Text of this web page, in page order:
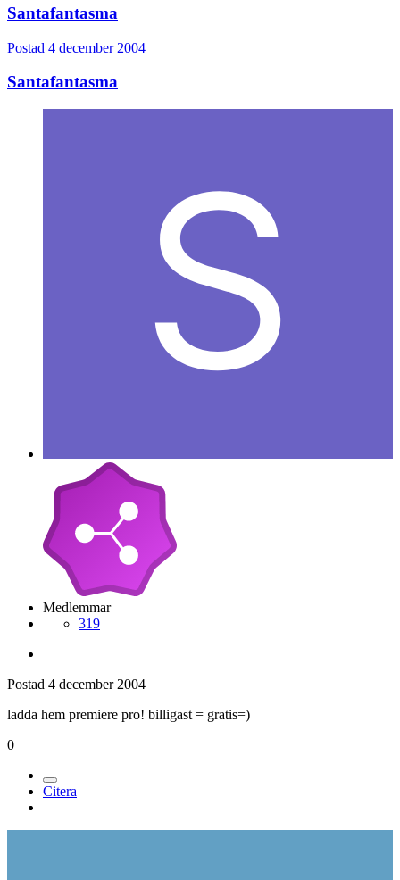
Santafantasma
Postad 4 december 2004
Santafantasma
Medlemmar
319
Postad 4 december 2004
ladda hem premiere pro! billigast = gratis=)
0
Citera